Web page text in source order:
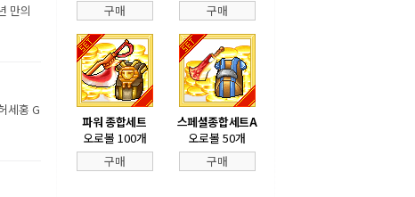
만의
세홍 G
구매
구매
파워 종합세트
오로볼 100개
구매
스페셜종합세트A
오로볼 50개
구매